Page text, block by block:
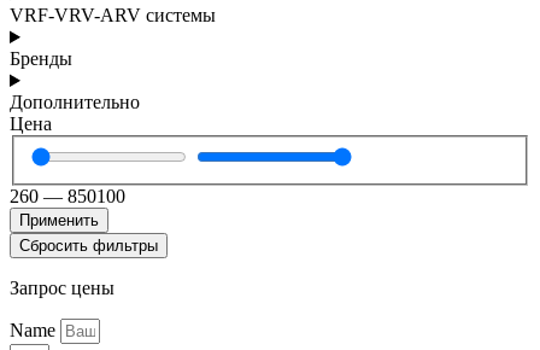
VRF-VRV-ARV системы
Бренды
Дополнительно
Цена
260 — 850100
Применить
Сбросить фильтры
Запрос цены
Name